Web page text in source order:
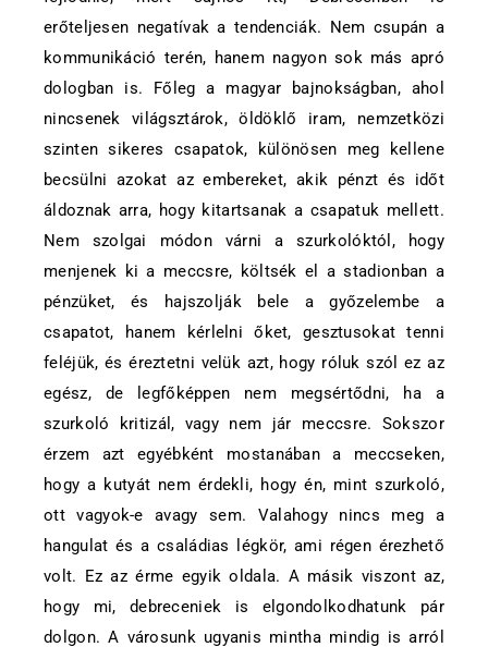
erőteljesen negatívak a tendenciák. Nem csupán a
kommunikáció terén, hanem nagyon sok más apró
dologban is. Főleg a magyar bajnokságban, ahol
nincsenek világsztárok, öldöklő iram, nemzetközi
szinten sikeres csapatok, különösen meg kellene
becsülni azokat az embereket, akik pénzt és időt
áldoznak arra, hogy kitartsanak a csapatuk mellett.
Nem szolgai módon várni a szurkolóktól, hogy
menjenek ki a meccsre, költsék el a stadionban a
pénzüket, és hajszolják bele a győzelembe a
csapatot, hanem kérlelni őket, gesztusokat tenni
feléjük, és éreztetni velük azt, hogy róluk szól ez az
egész, de legfőképpen nem megsértődni, ha a
szurkoló kritizál, vagy nem jár meccsre. Sokszor
érzem azt egyébként mostanában a meccseken,
hogy a kutyát nem érdekli, hogy én, mint szurkoló,
ott vagyok-e avagy sem. Valahogy nincs meg a
hangulat és a családias légkör, ami régen érezhető
volt. Ez az érme egyik oldala. A másik viszont az,
hogy mi, debreceniek is elgondolkodhatunk pár
dolgon. A városunk ugyanis mintha mindig is arról